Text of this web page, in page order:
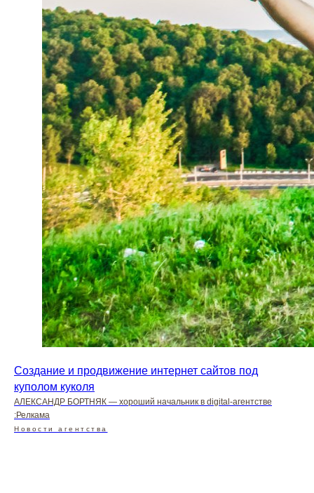
Создание и продвижение интернет сайтов под
куполом куколя
АЛЕКСАНДР БОРТНЯК — хороший начальник в digital-агентстве
:Релкама
Новости агентства